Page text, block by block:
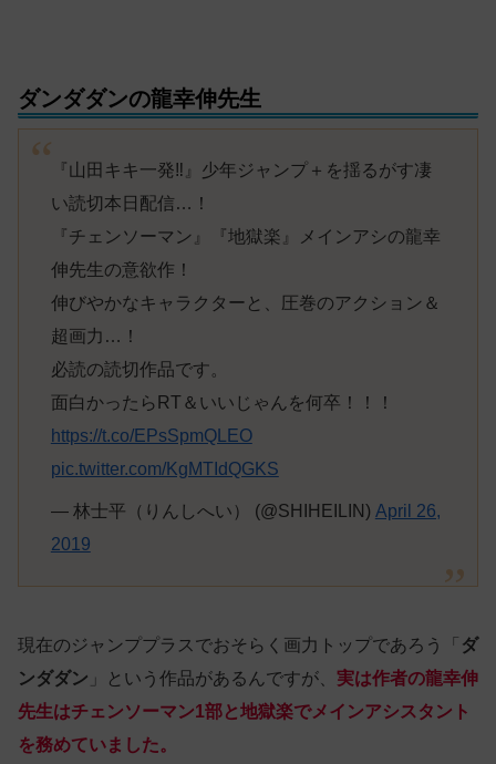
ダンダダンの龍幸伸先生
『山田キキ一発‼︎』少年ジャンプ＋を揺るがす凄
い読切本日配信…！
『チェンソーマン』『地獄楽』メインアシの龍幸
伸先生の意欲作！
伸びやかなキャラクターと、圧巻のアクション＆
超画力…！
必読の読切作品です。
面白かったらRT＆いいじゃんを何卒！！！
https://t.co/EPsSpmQLEO
pic.twitter.com/KgMTIdQGKS
— 林士平（りんしへい） (@SHIHEILIN) April 26,
2019
現在のジャンププラスでおそらく画力トップであろう「 ダ
ンダダン 」という作品があるんですが、 実は作者の龍幸伸
先生はチェンソーマン1部と地獄楽でメインアシスタント
を務めていました。